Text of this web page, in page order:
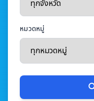
หมวดหมู่